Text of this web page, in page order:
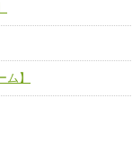
ム】
】
】